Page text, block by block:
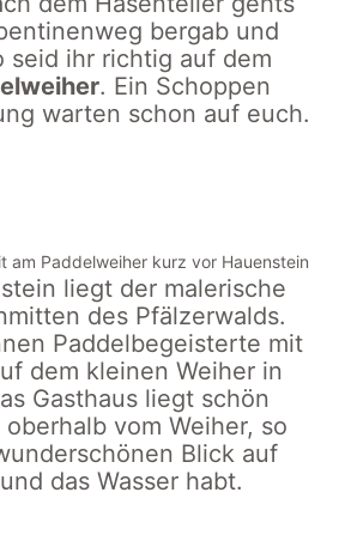
bergab und
seid ihr richtig auf dem
. Ein Schoppen
warten schon auf euch.
am Paddelweiher kurz vor Hauenstein
liegt der malerische
des Pfälzerwalds.
Paddelbegeisterte mit
dem kleinen Weiher in
Gasthaus liegt schön
vom Weiher, so
Blick auf
das Wasser habt.